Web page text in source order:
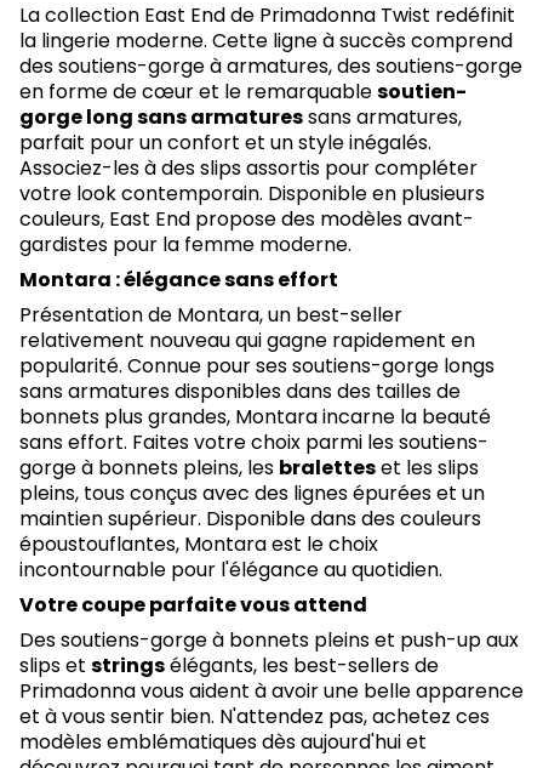
La collection East End de Primadonna Twist redéfinit
la lingerie moderne. Cette ligne à succès comprend
des soutiens-gorge à armatures, des soutiens-gorge
en forme de cœur et le remarquablesoutien-
gorge long sans armaturessans armatures,
parfait pour un confort et un style inégalés.
Associez-les à des slips assortis pour compléter
votre look contemporain. Disponible en plusieurs
couleurs, East End propose des modèles avant-
gardistes pour la femme moderne.
Montara : élégance sans effort
Présentation de Montara, un best-seller
relativement nouveau qui gagne rapidement en
popularité. Connue pour ses soutiens-gorge longs
sans armatures disponibles dans des tailles de
bonnets plus grandes, Montara incarne la beauté
sans effort. Faites votre choix parmi les soutiens-
gorge à bonnets pleins, les braletteset les slips
pleins, tous conçus avec des lignes épurées et un
maintien supérieur. Disponible dans des couleurs
époustouflantes, Montara est le choix
incontournable pour l'élégance au quotidien.
Votre coupe parfaite vous attend
Des soutiens-gorge à bonnets pleins et push-up aux
slips et stringsélégants, les best-sellers de
Primadonna vous aident à avoir une belle apparence
et à vous sentir bien. N'attendez pas, achetez ces
modèles emblématiques dès aujourd'hui et